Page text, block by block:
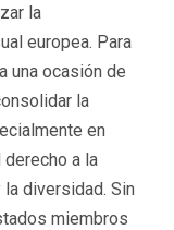
la
europea. Para
una ocasión de
la
en
a la
diversidad. Sin
miembros